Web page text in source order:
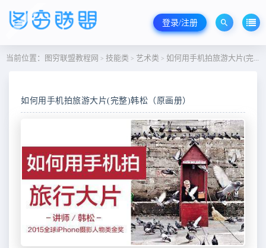
登录/注册
当前位置： 图穷联盟教程网 > 技能类 > 艺术类 > 如何用手机拍旅游大片(完整)韩松（原画册）
如何用手机拍旅游大片(完整)韩松（原画册）